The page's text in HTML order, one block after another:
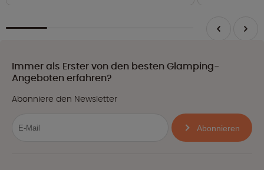
Immer als Erster von den besten Glamping-
Angeboten erfahren?
Abonniere den Newsletter
Abonnieren